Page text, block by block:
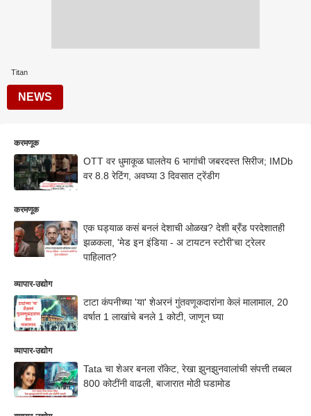
Titan
NEWS
करमणूक
OTT वर धुमाकूळ घालतेय 6 भागांची जबरदस्त सिरीज; IMDb
वर 8.8 रेटिंग, अवघ्या 3 दिवसात ट्रेंडीग
करमणूक
एक घड्याळ कसं बनलं देशाची ओळख? देशी ब्रँड परदेशातही
झळकला, 'मेड इन इंडिया - अ टायटन स्टोरी'चा ट्रेलर
पाहिलात?
व्यापार-उद्योग
टाटा कंपनीच्या 'या' शेअरनं गुंतवणूकदारांना केलं मालामाल, 20
वर्षात 1 लाखांचे बनले 1 कोटी, जाणून घ्या
व्यापार-उद्योग
Tata चा शेअर बनला रॉकेट, रेखा झुनझुनवालांची संपत्ती तब्बल
800 कोटींनी वाढली, बाजारात मोठी घडामोड